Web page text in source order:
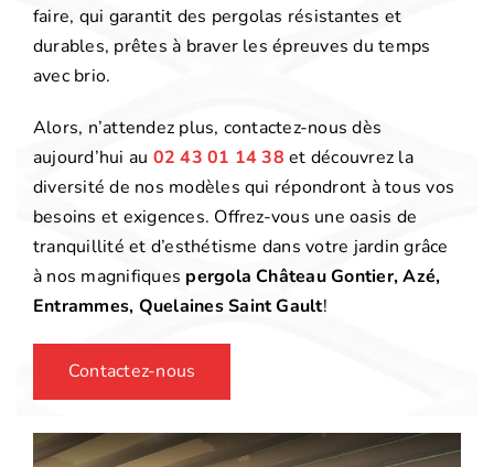
faire, qui garantit des pergolas résistantes et
durables, prêtes à braver les épreuves du temps
avec brio.
Alors, n’attendez plus, contactez-nous dès
aujourd’hui au 02 43 01 14 38 et découvrez la
diversité de nos modèles qui répondront à tous vos
besoins et exigences. Offrez-vous une oasis de
tranquillité et d’esthétisme dans votre jardin grâce
à nos magnifiques pergola Château Gontier, Azé,
Entrammes, Quelaines Saint Gault!
Contactez-nous